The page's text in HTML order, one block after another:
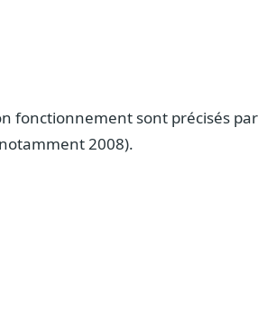
fonctionnement sont précisés par
2008).